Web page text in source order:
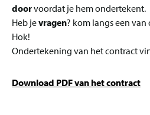
doorvoordat je hem ondertekent.
Heb jevragen? kom langs een
Hok!
Ondertekening van het contract
Download PDF van het contract